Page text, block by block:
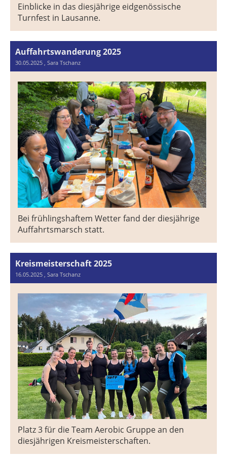
Einblicke in das diesjährige eidgenössische
Turnfest in Lausanne.
Auffahrtswanderung 2025
30.05.2025 , Sara Tschanz
Bei frühlingshaftem Wetter fand der diesjährige
Auffahrtsmarsch statt.
Kreismeisterschaft 2025
16.05.2025 , Sara Tschanz
Platz 3 für die Team Aerobic Gruppe an den
diesjährigen Kreismeisterschaften.